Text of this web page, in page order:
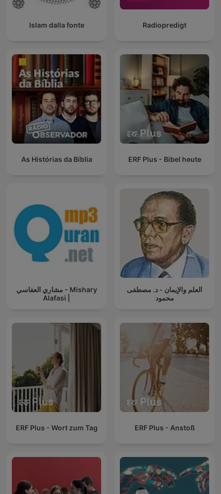
Islam dalla fonte Radiopredigt
As Histórias da Bíblia ERF Plus - Bibel heute
مشاري العفاسي - Mishary
Alafasi |
العلم والإيمان - د. مصطفى
محمود
ERF Plus - Wort zum Tag ERF Plus - Anstoß